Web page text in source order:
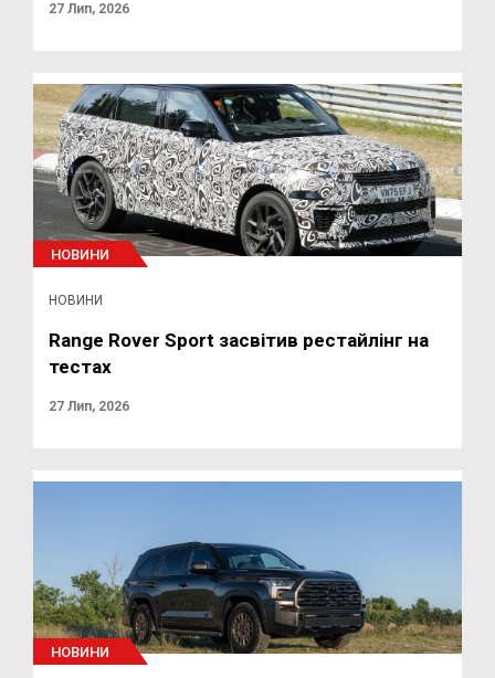
27 Лип, 2026
НОВИНИ
НОВИНИ
Range Rover Sport засвітив рестайлінг на
тестах
27 Лип, 2026
НОВИНИ